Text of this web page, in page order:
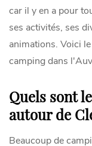
car il y en a pour
ses activités, ses
animations. Voici
camping dans
Quels sont
autour de
Beaucoup de